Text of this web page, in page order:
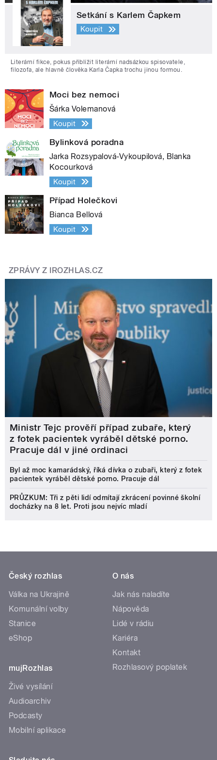
Setkání s Karlem Čapkem
Koupit
Literární fikce, pokus přiblížit literární nadsázkou spisovatele,
filozofa, ale hlavně člověka Karla Čapka trochu jinou formou.
Moci bez nemoci
Šárka Volemanová
Koupit
Bylinková poradna
Jarka Rozsypalová-Vykoupilová, Blanka
Kocourková
Koupit
Případ Holečkovi
Bianca Bellová
Koupit
ZPRÁVY Z IROZHLAS.CZ
Ministr Tejc prověří případ zubaře, který
z fotek pacientek vyráběl dětské porno.
Pracuje dál v jiné ordinaci
Byl až moc kamarádský, říká dívka o zubaři, který z fotek
pacientek vyráběl dětské porno. Pracuje dál
PRŮZKUM: Tři z pěti lidí odmítají zkrácení povinné školní
docházky na 8 let. Proti jsou nejvíc mladí
Český rozhlas
Válka na Ukrajině
Komunální volby
Stanice
eShop
mujRozhlas
Živé vysílání
Audioarchiv
Podcasty
Mobilní aplikace
O nás
Jak nás naladíte
Nápověda
Lidé v rádiu
Kariéra
Kontakt
Rozhlasový poplatek